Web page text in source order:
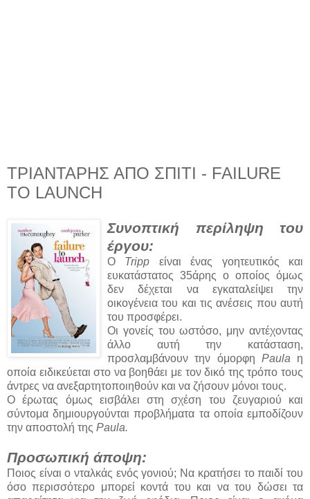
ΤΡΙΑΝΤΑΡΗΣ ΑΠΟ ΣΠΙΤΙ - FAILURE
TO LAUNCH
Συνοπτική περίληψη του
έργου:
Ο Tripp είναι ένας γοητευτικός και
ευκατάστατος 35άρης ο οποίος όμως
δεν δέχεται να εγκαταλείψει την
οικογένεια του και τις ανέσεις που αυτή
του προσφέρει.
Οι γονείς του ωστόσο, μην αντέχοντας
άλλο αυτή την κατάσταση,
προσλαμβάνουν την όμορφη Paula η
οποία ειδικεύεται στο να βοηθάει με τον δικό της τρόπο τους
άντρες να ανεξαρτητοποιηθούν και να ζήσουν μόνοι τους.
Ο έρωτας όμως εισβάλει στη σχέση του ζευγαριού και
σύντομα δημιουργούνται προβλήματα τα οποία εμποδίζουν
την αποστολή της Paula.
Προσωπική άποψη:
Ποιος είναι ο νταλκάς ενός γονιού; Να κρατήσει το παιδί του
όσο περισσότερο μπορεί κοντά του και να του δώσει τα